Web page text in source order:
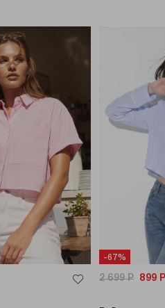
-67%
2 699Р 899 Р